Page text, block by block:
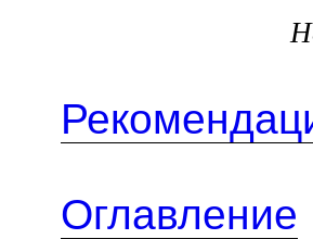
Оглавление